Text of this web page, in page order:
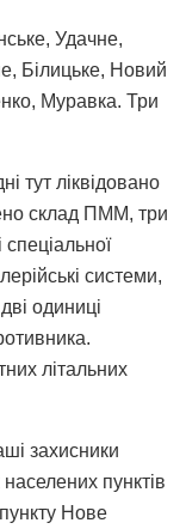
Удачне,
Білицьке, Новий
Муравка. Три
тут ліквідовано
склад ПММ, три
системи,
одиниці
літальних
захисники
пунктів
Нове